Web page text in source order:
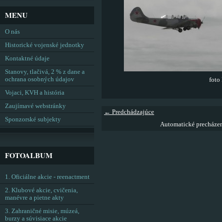
foto
← Predchádzajúce
Automatické
MENU
O nás
Historické vojenské jednotky
Kontaktné údaje
Stanovy, tlačivá, 2 % z dane a
ochrana osobných údajov
Vojaci, KVH a história
Zaujímavé webstránky
Sponzorské subjekty
FOTOALBUM
1. Oficiálne akcie - reenactment
2. Klubové akcie, cvičenia,
manévre a pietne akty
3. Zahraničné misie, múzeá,
burzy a súvisiace akcie